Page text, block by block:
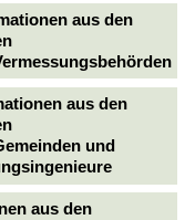
aus den
aus den
und
aus den